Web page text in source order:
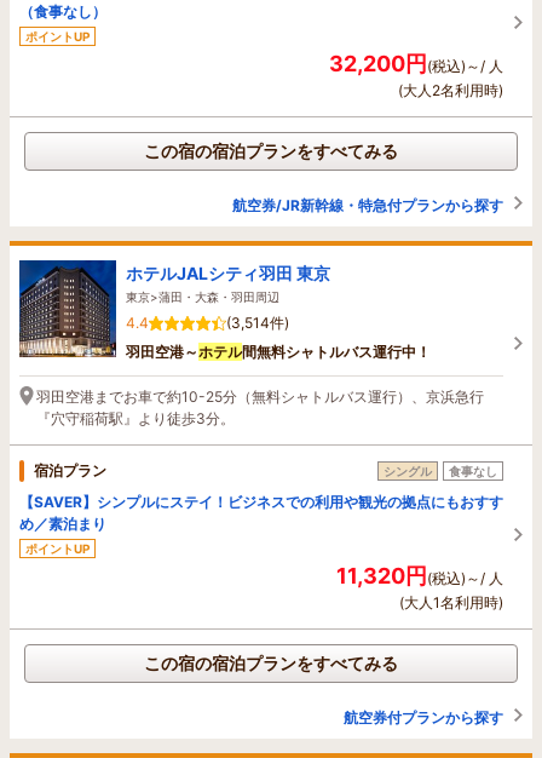
（食事なし）
ポイントUP
32,200円(税込)～/ 人
(大人2名利用時)
この宿の宿泊プランをすべてみる
航空券/JR新幹線・特急付プランから探す
ホテルJALシティ羽田 東京
東京>蒲田・大森・羽田周辺
4.4
(3,514件)
羽田空港～ホテル間無料シャトルバス運行中！
羽田空港までお車で約10-25分（無料シャトルバス運行）、京浜急行
『穴守稲荷駅』より徒歩3分。
宿泊プラン シングル 食事なし
【SAVER】シンプルにステイ！ビジネスでの利用や観光の拠点にもおすす
め／素泊まり
ポイントUP
11,320円(税込)～/ 人
(大人1名利用時)
この宿の宿泊プランをすべてみる
航空券付プランから探す